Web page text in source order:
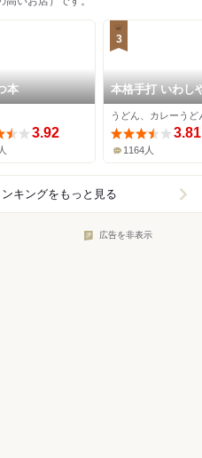
本
3.92
3
本格手打 いわし
宮店
3.81
1164人
キングをもっと見る
広告を非表示